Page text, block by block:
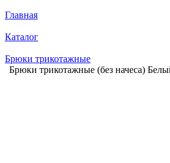
Главная
Каталог
Брюки трикотажные
Брюки трикотажные (без начеса)